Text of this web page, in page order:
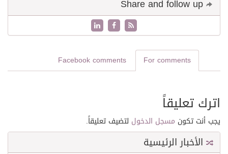
For comments
Facebook comments
اترك تعليقاً
يجب أنت تكون مسجل الدخول لتضيف تعليقاً.
الأخبار الرئيسية